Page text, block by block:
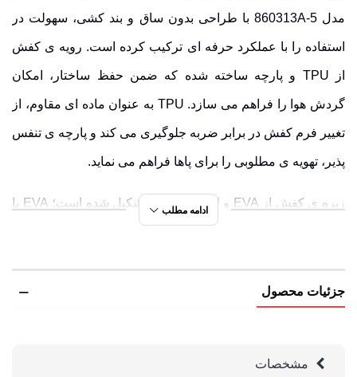
مدل 860313A-5 با طراحی بدون ساق و بند کشی، سهولت در
استفاده را با عملکرد حرفه ای ترکیب کرده است. رویه ی کفش
از TPU و پارچه ساخته شده که ضمن حفظ ساختار، امکان
گردش هوا را فراهم می سازد. TPU به عنوان ماده ای مقاوم، از
تغییر فرم کفش در برابر ضربه جلوگیری می کند و پارچه ی تنفس
پذیر، تهویه ی مطلوبی را برای پاها فراهم می نماید.
زیره ی کفش از EVA و لاستیک هامتو تشکیل شده است؛ EVA با
مقاومت بالا در برابر سایش ، ایمنی قدم برداشتن را در سطوح
ادامه مطلب
جزئیات محصول
مشخصات